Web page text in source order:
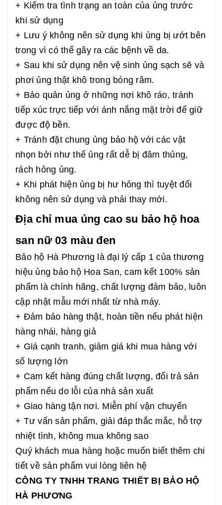
+ Kiểm tra tình trạng an toàn của ủng trước
khi sử dụng
+ Lưu ý không nên sử dụng khi ủng bị ướt bên
trong vì có thể gây ra các bệnh về da.
+ Sau khi sử dụng nên vệ sinh ủng sạch sẽ và
phơi ủng thật khô trong bóng râm.
+ Bảo quản ủng ở những nơi khô ráo, tránh
tiếp xúc trực tiếp với ánh nắng mặt trời để giữ
được độ bền.
+ Tránh đặt chung ủng bảo hộ với các vật
nhọn bởi như thế ủng rất dễ bị đâm thủng,
rách hỏng ủng.
+ Khi phát hiện ủng bị hư hỏng thì tuyệt đối
không nên sử dụng và phải thay mới.
Địa chỉ mua ủng cao su bảo hộ hoa
san nữ 03 màu đen
Bảo hộ Hà Phương là đại lý cấp 1 của thương
hiệu ủng bảo hộ Hoa San, cam kết 100% sản
phẩm là chính hãng, chất lượng đảm bảo, luôn
cập nhật mẫu mới nhất từ nhà máy.
+ Đảm bảo hàng thật, hoàn tiền nếu phát hiện
hàng nhái, hàng giả
+ Giá cạnh tranh, giảm giá khi mua hàng với
số lượng lớn
+ Cam kết hàng đúng chất lượng, đổi trả sản
phẩm nếu do lỗi của nhà sản xuất
+ Giao hàng tận nơi. Miễn phí vận chuyển
+ Tư vấn sản phẩm, giải đáp thắc mắc, hỗ trợ
nhiệt tình, không mua không sao
Quý khách mua hàng hoặc muốn biết thêm chi
tiết về sản phẩm vui lòng liên hệ
CÔNG TY TNHH TRANG THIẾT BỊ BẢO HỘ
HÀ PHƯƠNG